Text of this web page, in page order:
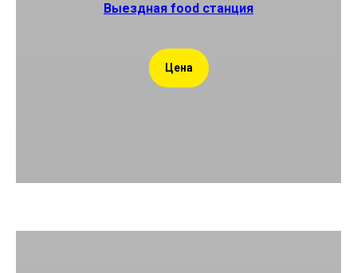
Выездная food станция
Цена